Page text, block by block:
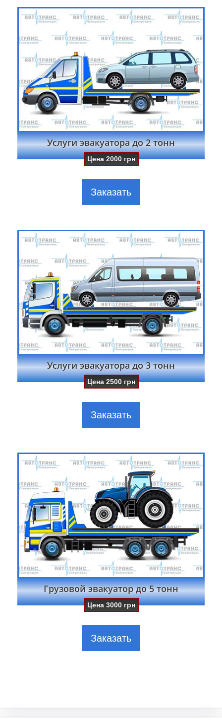
Услуги эвакуатора до 2 тонн
Цена2000 грн
Заказать
Услуги эвакуатора до 3 тонн
Цена2500 грн
Заказать
Грузовой эвакуатор до 5 тонн
Цена3000 грн
Заказать